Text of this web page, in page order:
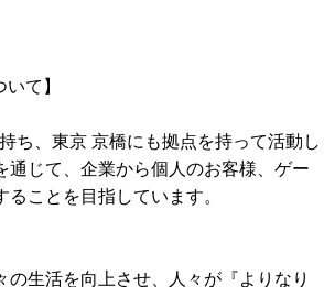
て】
ち、東京 京橋にも拠点を持って活動し
じて、企業から個人のお客様、ゲー
ことを目指しています。
生活を向上させ、人々が『よりなり